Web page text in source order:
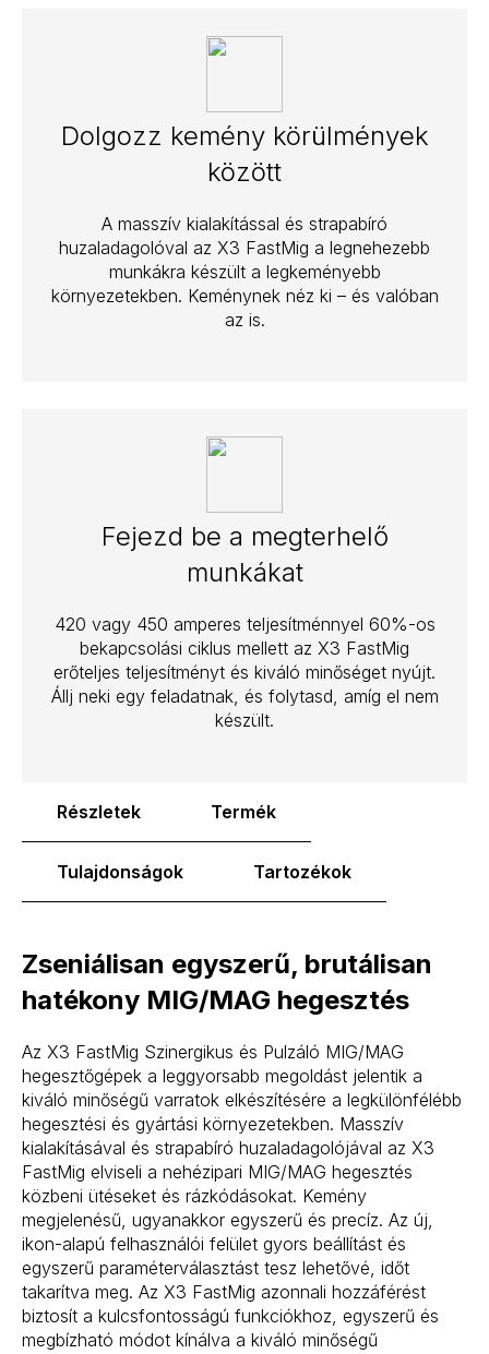
Dolgozz kemény körülmények
között
A masszív kialakítással és strapabíró
huzaladagolóval az X3 FastMig a legnehezebb
munkákra készült a legkeményebb
környezetekben. Keménynek néz ki – és valóban
az is.
Fejezd be a megterhelő
munkákat
420 vagy 450 amperes teljesítménnyel 60%-os
bekapcsolási ciklus mellett az X3 FastMig
erőteljes teljesítményt és kiváló minőséget nyújt.
Állj neki egy feladatnak, és folytasd, amíg el nem
készült.
Részletek Termék
Tulajdonságok Tartozékok
Zseniálisan egyszerű, brutálisan
hatékony MIG/MAG hegesztés
Az X3 FastMig Szinergikus és Pulzáló MIG/MAG
hegesztőgépek a leggyorsabb megoldást jelentik a
kiváló minőségű varratok elkészítésére a legkülönfélébb
hegesztési és gyártási környezetekben. Masszív
kialakításával és strapabíró huzaladagolójával az X3
FastMig elviseli a nehézipari MIG/MAG hegesztés
közbeni ütéseket és rázkódásokat. Kemény
megjelenésű, ugyanakkor egyszerű és precíz. Az új,
ikon-alapú felhasználói felület gyors beállítást és
egyszerű paraméterválasztást tesz lehetővé, időt
takarítva meg. Az X3 FastMig azonnali hozzáférést
biztosít a kulcsfontosságú funkciókhoz, egyszerű és
megbízható módot kínálva a kiváló minőségű